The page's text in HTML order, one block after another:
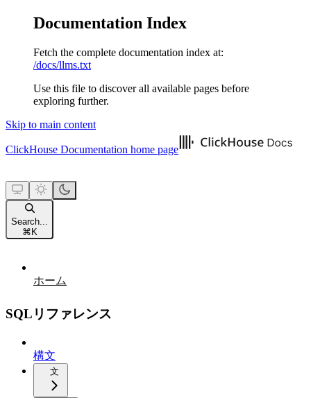
Documentation Index
Fetch the complete documentation index at:
/docs/llms.txt
Use this file to discover all available pages before
exploring further.
Skip to main content
ClickHouse Documentation home page
Search...
⌘ K
ホーム
SQLリファレンス
構文
文